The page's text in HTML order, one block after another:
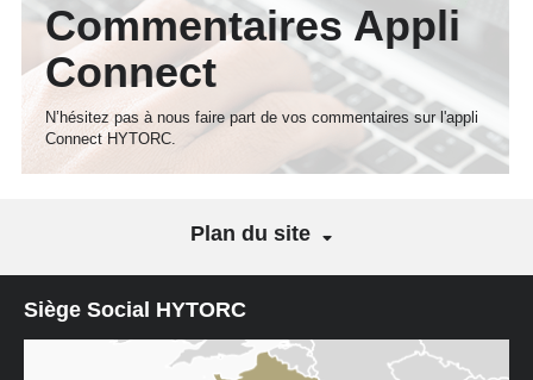
Commentaires Appli
Connect
N’hésitez pas à nous faire part de vos commentaires sur l'appli
Connect HYTORC.
Plan du site
Siège Social HYTORC